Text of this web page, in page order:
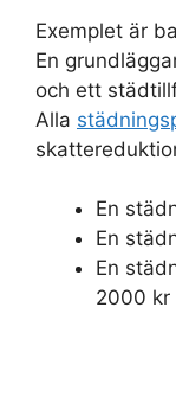
Exemplet är
En
och ett
Alla
En
En
En
2000 kr